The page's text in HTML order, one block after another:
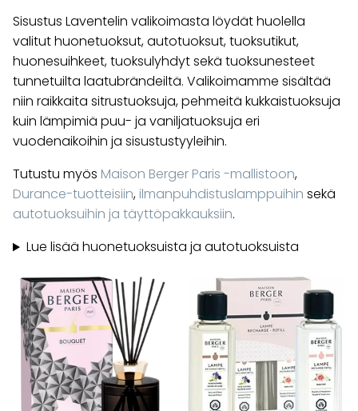
Sisustus Laventelin valikoimasta löydät huolella
valitut huonetuoksut, autotuoksut, tuoksutikut,
huonesuihkeet, tuoksulyhdyt sekä tuoksunesteet
tunnetuilta laatubrändeiltä. Valikoimamme sisältää
niin raikkaita sitrustuoksuja, pehmeitä kukkaistuoksuja
kuin lämpimiä puu- ja vaniljatuoksuja eri
vuodenaikoihin ja sisustustyyleihin.
Tutustu myös Maison Berger Paris -mallistoon,
Durance-tuotteisiin, ilmanpuhdistuslamppuihin sekä
autotuoksuihin ja täyttöpakkauksiin.
Lue lisää huonetuoksuista ja autotuoksuista